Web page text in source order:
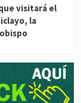
visitará el
la